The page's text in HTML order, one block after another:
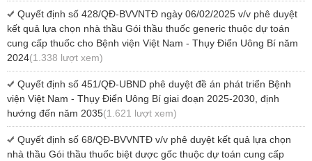
Quyết định số 428/QĐ-BVVNTĐ ngày 06/02/2025 v/v phê duyệt
kết quả lựa chọn nhà thầu Gói thầu thuốc generic thuộc dự toán
cung cấp thuốc cho Bệnh viện Việt Nam - Thụy Điển Uông Bí năm
2024(1.338 lượt xem)
Quyết định số 451/QĐ-UBND phê duyệt đề án phát triển Bệnh
viện Việt Nam - Thụy Điển Uông Bí giai đoạn 2025-2030, định
hướng đến năm 2035(1.621 lượt xem)
Quyết định số 68/QĐ-BVVNTĐ v/v phê duyệt kết quả lựa chọn
nhà thầu Gói thầu thuốc biệt dược gốc thuộc dự toán cung cấp